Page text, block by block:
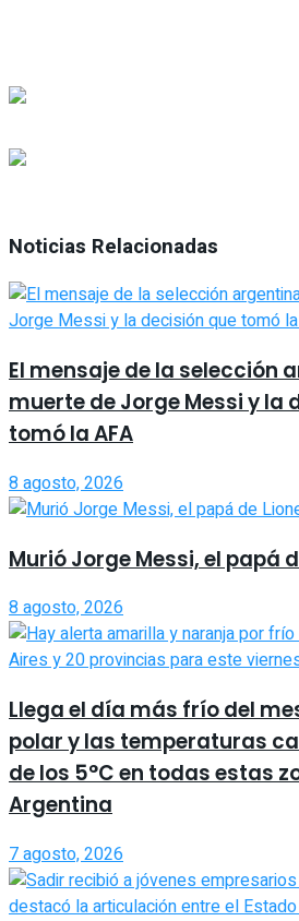
Noticias Relacionadas
El mensaje de la selección
muerte de Jorge Messi y la
tomó la AFA
8 agosto, 2026
Murió Jorge Messi, el papá
8 agosto, 2026
Llega el día más frío del
polar y las temperaturas
de los 5°C en todas estas
Argentina
7 agosto, 2026